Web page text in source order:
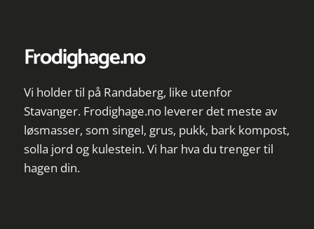
Frodighage.no
Vi holder til på Randaberg, like utenfor
Stavanger. Frodighage.no leverer det meste av
løsmasser, som singel, grus, pukk, bark kompost,
solla jord og kulestein. Vi har hva du trenger til
hagen din.